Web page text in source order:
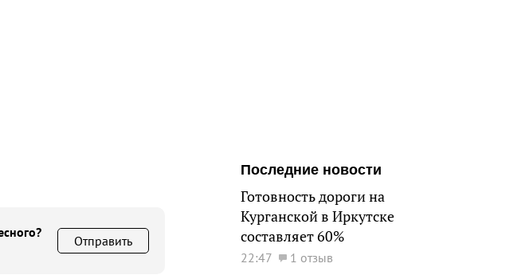
Отправить
Последние новости
Готовность дороги на
Курганской в Иркутске
составляет 60%
22:47 1 отзыв